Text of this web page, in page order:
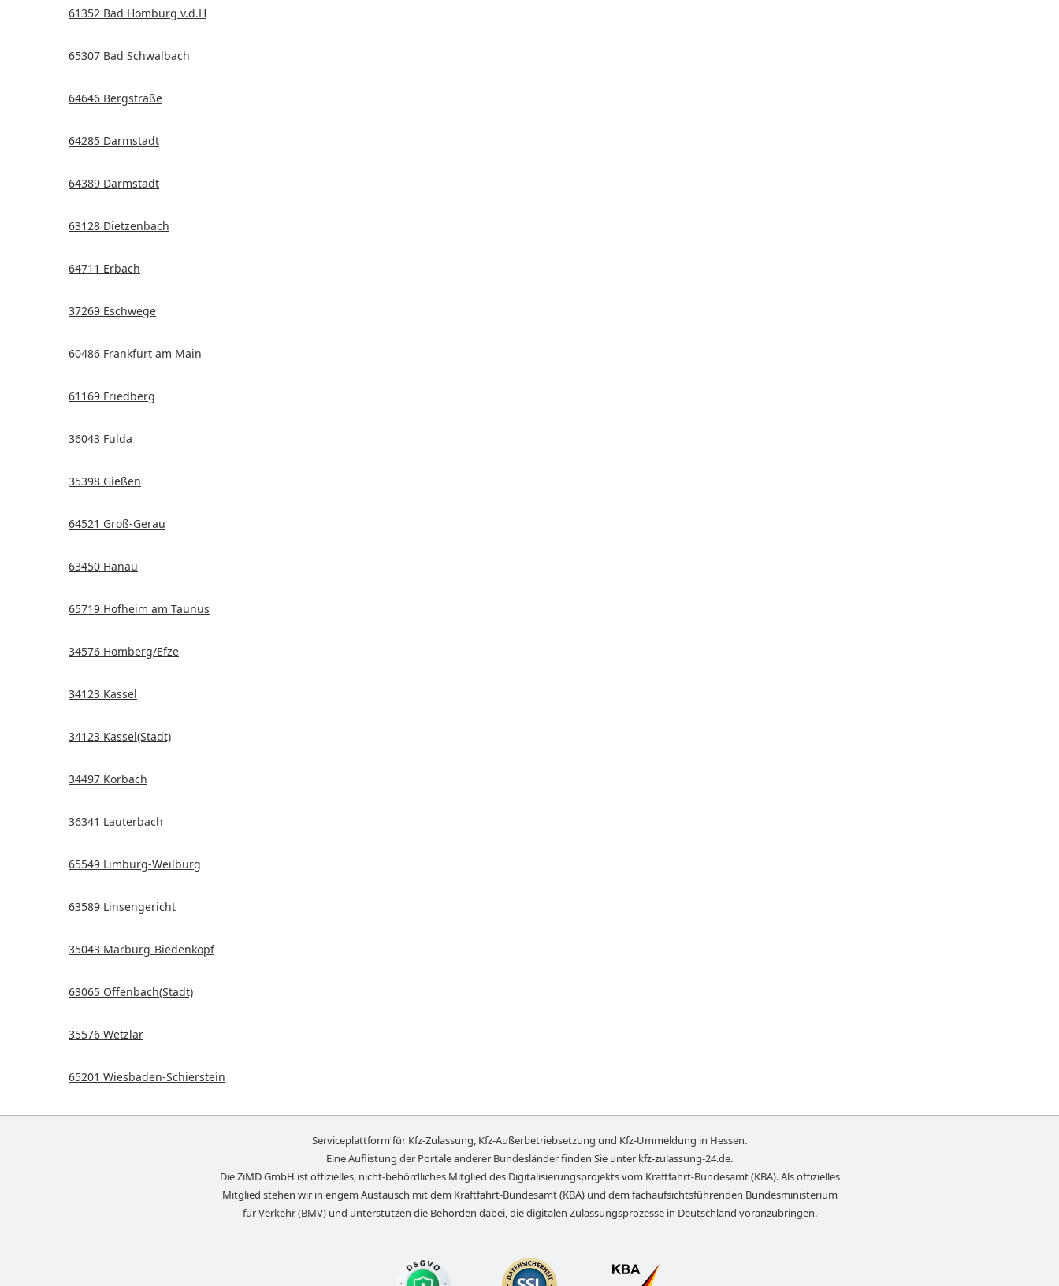
61352 Bad Homburg v.d.H
65307 Bad Schwalbach
64646 Bergstraße
64285 Darmstadt
64389 Darmstadt
63128 Dietzenbach
64711 Erbach
37269 Eschwege
60486 Frankfurt am Main
61169 Friedberg
36043 Fulda
35398 Gießen
64521 Groß-Gerau
63450 Hanau
65719 Hofheim am Taunus
34576 Homberg/Efze
34123 Kassel
34123 Kassel(Stadt)
34497 Korbach
36341 Lauterbach
65549 Limburg-Weilburg
63589 Linsengericht
35043 Marburg-Biedenkopf
63065 Offenbach(Stadt)
35576 Wetzlar
65201 Wiesbaden-Schierstein
Serviceplattform für Kfz-Zulassung, Kfz-Außerbetriebsetzung und Kfz-Ummeldung in Hessen.
Eine Auflistung der Portale anderer Bundesländer finden Sie unter kfz-zulassung-24.de.
Die ZiMD GmbH ist offizielles, nicht-behördliches Mitglied des Digitalisierungsprojekts vom Kraftfahrt-Bundesamt (KBA). Als offizielles
Mitglied stehen wir in engem Austausch mit dem Kraftfahrt-Bundesamt (KBA) und dem fachaufsichtsführenden Bundesministerium
für Verkehr (BMV) und unterstützen die Behörden dabei, die digitalen Zulassungsprozesse in Deutschland voranzubringen.